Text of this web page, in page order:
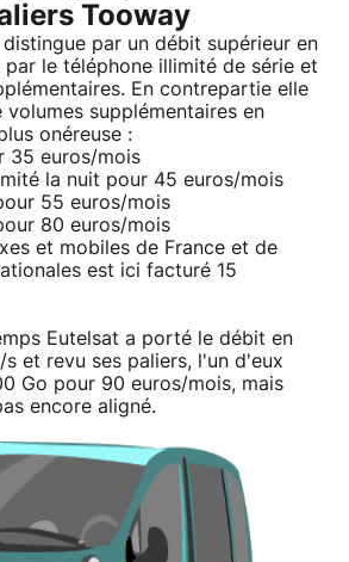
Tooway
distingue par un débit supérieur en
le téléphone illimité de série et
En contrepartie elle
volumes supplémentaires en
onéreuse :
35 euros/mois
la nuit pour 45 euros/mois
55 euros/mois
80 euros/mois
et mobiles de France et de
est ici facturé 15
Eutelsat a porté le débit en
et revu ses paliers, l'un d'eux
Go pour 90 euros/mois, mais
encore aligné.